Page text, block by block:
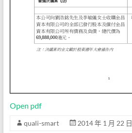
Open pdf
quali-smart 2014 年 1 月 22 日